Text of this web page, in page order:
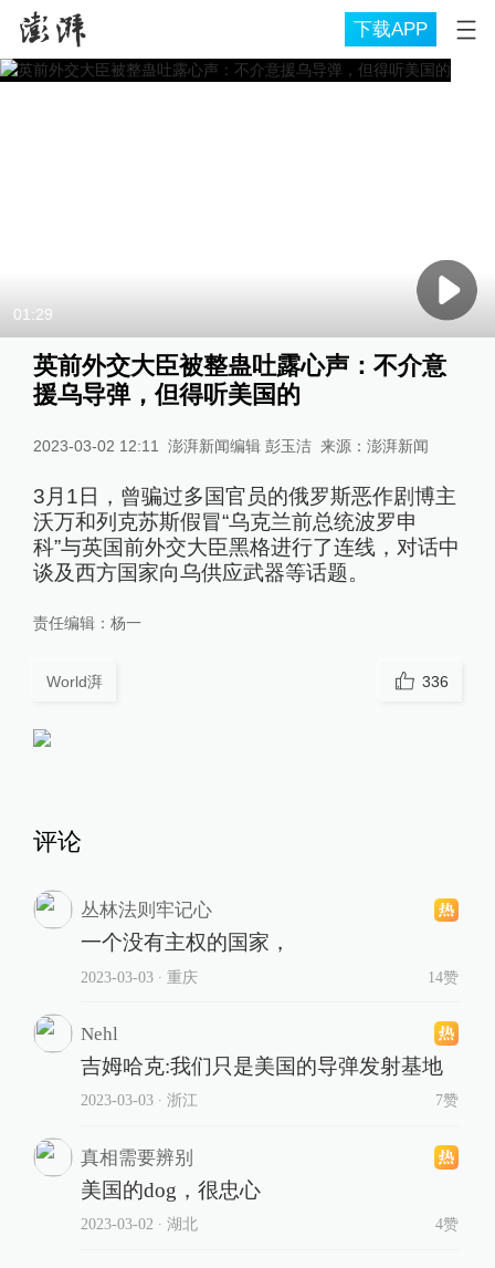
下载APP
01:29
英前外交大臣被整蛊吐露心声：不介意
援乌导弹，但得听美国的
2023-03-02 12:11 澎湃新闻编辑 彭玉洁 来源： 澎湃新闻
3月1日，曾骗过多国官员的俄罗斯恶作剧博主
沃万和列克苏斯假冒“乌克兰前总统波罗申
科”与英国前外交大臣黑格进行了连线，对话中
谈及西方国家向乌供应武器等话题。
责任编辑： 杨一
World湃 336
评论
丛林法则牢记心
一个没有主权的国家，
2023-03-03∙ 重庆 14赞
Nehl
吉姆哈克:我们只是美国的导弹发射基地
2023-03-03∙ 浙江 7赞
真相需要辨别
美国的dog，很忠心
2023-03-02 ∙ 湖北 4赞